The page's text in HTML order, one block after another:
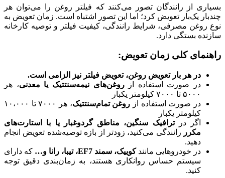
بسیاری از رانندگان تصور می‌کنند که فیلتر روغن را می‌توان هر
چندبار یک‌بار تعویض کرد؛ اما این تصور اشتباه است. زمان تعویض به
نوع روغن مصرفی، شرایط رانندگی، کیفیت فیلتر و توصیه کارخانه
سازنده بستگی دارد.
راهنمای کلی زمان تعویض:
در هر بار تعویض روغن، تعویض فیلتر نیز الزامی است.
در صورت استفاده ازروغن‌های نیمه‌سنتتیک یا معدنی، هر
۵۰۰۰ تا ۷۰۰۰ کیلومتر یکبار
در صورت استفاده از روغن تمام‌سنتتیک
، هر ۷۰۰۰ تا ۱۰،۰۰۰
کیلومتر یکبار
اگر درترافیک سنگین، مناطق گردوغبار یا با استارت‌های
مکرر رانندگی می‌کنید، زودتر از بازه توصیه‌شده تعویض انجام
دهید.
در خودروهایی مانندکوییک، سمند EF7، تیبا، رانا و… که دارای
سیستم حساس روانکاری هستند، به زمان‌بندی دقیق توجه
کنید.